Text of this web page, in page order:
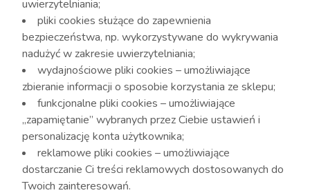
uwierzytelniania;
pliki cookies służące do zapewnienia
bezpieczeństwa, np. wykorzystywane do wykrywania
nadużyć w zakresie uwierzytelniania;
wydajnościowe pliki cookies – umożliwiające
zbieranie informacji o sposobie korzystania ze sklepu;
funkcjonalne pliki cookies – umożliwiające
„zapamiętanie” wybranych przez Ciebie ustawień i
personalizację konta użytkownika;
reklamowe pliki cookies – umożliwiające
dostarczanie Ci treści reklamowych dostosowanych do
Twoich zainteresowań.